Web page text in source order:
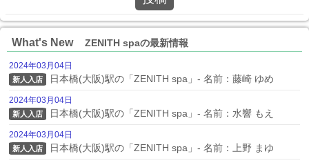
What's New ZENITH spaの最新情報
2024年03月04日
新人入店 日本橋(大阪)駅の「ZENITH spa」- 名前：藤崎 ゆめ
2024年03月04日
新人入店 日本橋(大阪)駅の「ZENITH spa」- 名前：水響 もえ
2024年03月04日
新人入店 日本橋(大阪)駅の「ZENITH spa」- 名前：上野 まゆ